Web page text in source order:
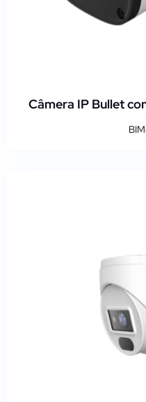
Câmera IP Bullet